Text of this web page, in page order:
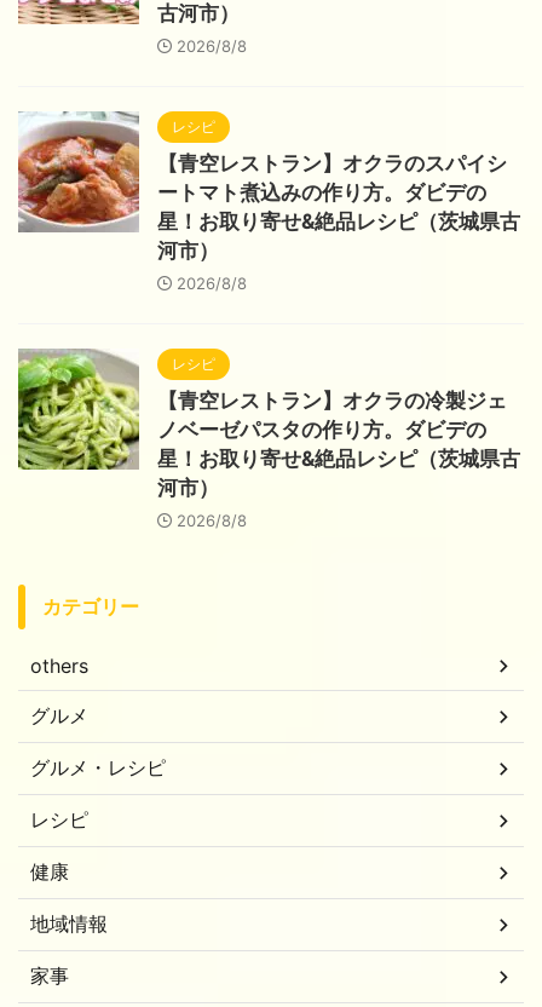
古河市）
2026/8/8
レシピ
【青空レストラン】オクラのスパイシ
ートマト煮込みの作り方。ダビデの
星！お取り寄せ&絶品レシピ（茨城県古
河市）
2026/8/8
レシピ
【青空レストラン】オクラの冷製ジェ
ノベーゼパスタの作り方。ダビデの
星！お取り寄せ&絶品レシピ（茨城県古
河市）
2026/8/8
カテゴリー
others
グルメ
グルメ・レシピ
レシピ
健康
地域情報
家事